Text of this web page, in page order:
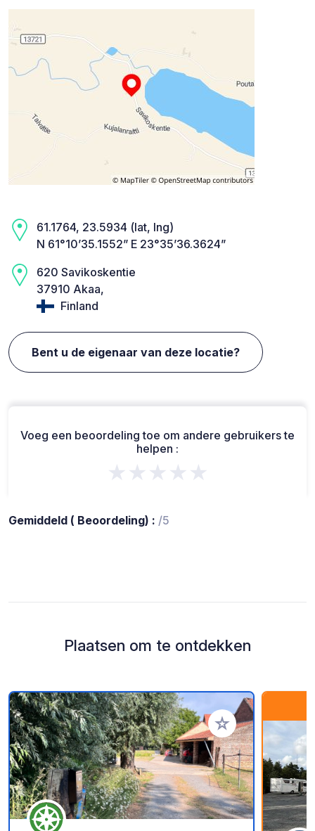
61.1764, 23.5934 (lat, lng)
N 61°10’35.1552” E 23°35’36.3624”
620 Savikoskentie
37910 Akaa,
Finland
Bent u de eigenaar van deze locatie?
Voeg een beoordeling toe om andere gebruikers te
helpen :
★★★★★
Gemiddeld ( Beoordeling) : /5
Plaatsen om te ontdekken
Voeg toe aan je